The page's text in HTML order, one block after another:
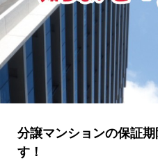
分譲マンションの保証
す！